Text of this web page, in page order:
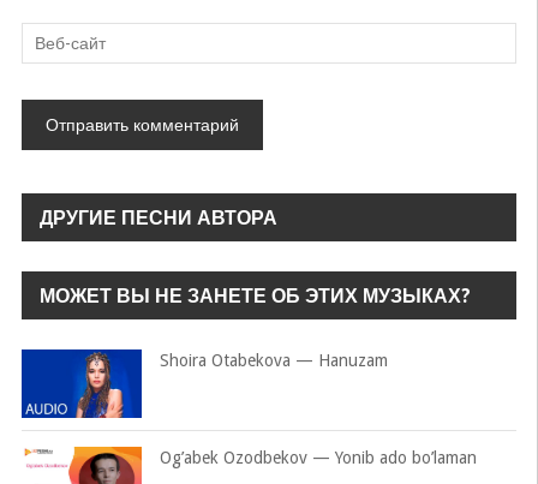
ДРУГИЕ ПЕСНИ АВТОРА
МОЖЕТ ВЫ НЕ ЗАНЕТЕ ОБ ЭТИХ МУЗЫКАХ?
Shoira Otabekova — Hanuzam
Og’abek Ozodbekov — Yonib ado bo’laman